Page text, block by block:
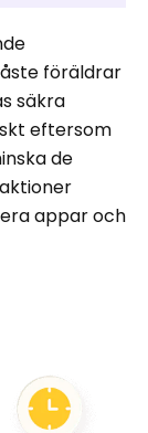
föräldrar
säkra
eftersom
de
appar och